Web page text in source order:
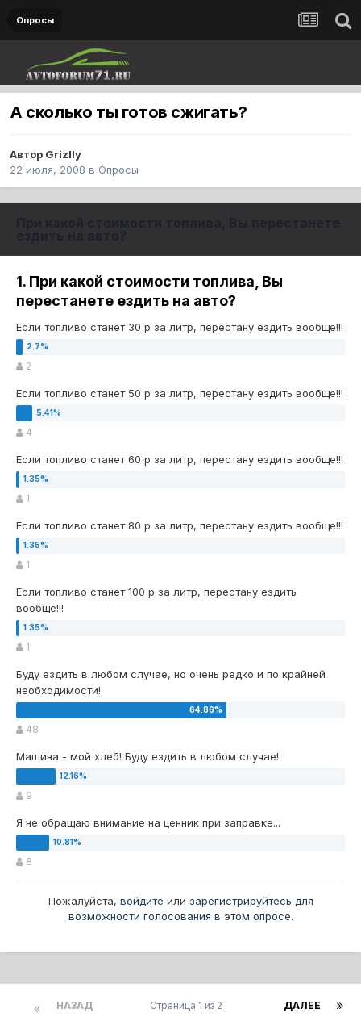
Опросы
А сколько ты готов сжигать?
Автор Grizlly
22 июля, 2008 в Опросы
При какой стоимости топлива, Вы перестанете
ездить на авто?
1. При какой стоимости топлива, Вы
перестанете ездить на авто?
Если топливо станет 30 р за литр, перестану ездить вообще!!!
2
Если топливо станет 50 р за литр, перестану ездить вообще!!!
4
Если топливо станет 60 р за литр, перестану ездить вообще!!!
1
Если топливо станет 80 р за литр, перестану ездить вообще!!!
1
Если топливо станет 100 р за литр, перестану ездить
вообще!!!
1
Буду ездить в любом случае, но очень редко и по крайней
необходимости!
48
Машина - мой хлеб! Буду ездить в любом случае!
9
Я не обращаю внимание на ценник при заправке...
8
Пожалуйста, войдите или зарегистрируйтесь для
возможности голосования в этом опросе.
НАЗАД ДАЛЕЕ
Страница 1 из 2